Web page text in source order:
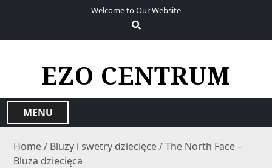
Welcome to Our Website
EZO CENTRUM
MENU
Home/ Bluzy i swetry dziecięce/ The North Face –
Bluza dziecięca